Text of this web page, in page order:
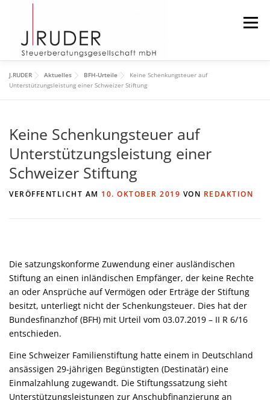
springen
Menü
START AKTUELLES DIE KANZLEI
DAS TEAM DOWNLOAD IMPRESSUM
SUCHEN
J.RUDER Aktuelles BFH-Urteile
Keine Schenkungsteuer auf
Unterstützungsleistung einer Schweizer Stiftung
Keine Schenkungsteuer auf
Unterstützungsleistung einer
Schweizer Stiftung
VERÖFFENTLICHT AM 10. OKTOBER 2019 VON REDAKTION
Die satzungskonforme Zuwendung einer ausländischen
Stiftung an einen inländischen Empfänger, der keine Rechte
an oder Ansprüche auf Vermögen oder Erträge der Stiftung
besitzt, unterliegt nicht der Schenkungsteuer. Dies hat der
Bundesfinanzhof (BFH) mit Urteil vom 03.07.2019 – II R 6/16
entschieden.
Eine Schweizer Familienstiftung hatte einem in Deutschland
ansässigen 29-jährigen Begünstigten (Destinatär) eine
Einmalzahlung zugewandt. Die Stiftungssatzung sieht
Unterstützungsleistungen zur Anschubfinanzierung an